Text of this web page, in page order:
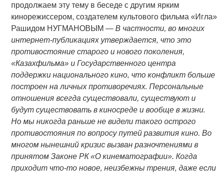
продолжаем эту тему в беседе с другим ярким
кинорежиссером, создателем культового фильма «Игла»
Рашидом НУГМАНОВЫМ — В частности, во многих
интернет-публикациях утверждается, что это
противостояние старого и нового поколения,
«Казахфильма» и Государственного центра
поддержки национального кино, что конфликт больше
построен на личных противоречиях. Персональные
отношения всегда существовали, существуют и
будут существовать в киносреде и вообще в жизни.
Но мы никогда раньше не видели такого острого
противостояния по вопросу путей развития кино. Во
многом нынешний кризис вызван разночтениями в
принятом Законе РК «О кинематографии». Когда
приходит что-то новое, неизбежны трения, даже если